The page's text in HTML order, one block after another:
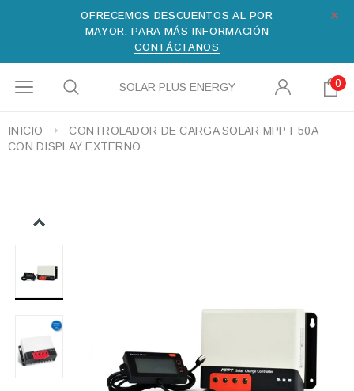
OFRECEMOS DESCUENTOS AL POR
MAYOR. PARA MÁS INFORMACIÓN
CONTÁCTANOS
SOLAR PLUS ENERGY 0
INICIO
CONTROLADOR DE CARGA SOLAR MPPT 50A
CON DISPLAY EXTERNO